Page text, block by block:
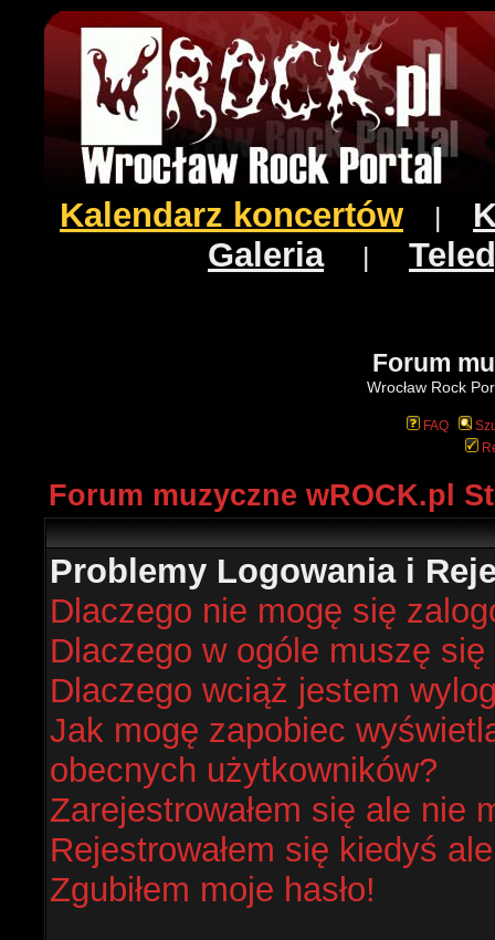
Kalendarz koncertów
Galeria|
Forum
Wrocław Rock
FAQ
Forum muzyczne wROCK.pl
Problemy Logowania i
Dlaczego nie mogę się
Dlaczego w ogóle muszę
Dlaczego wciąż jestem
Jak mogę zapobiec
obecnych użytkowników?
Zarejestrowałem się ale nie
Rejestrowałem się kiedyś
Zgubiłem moje hasło!